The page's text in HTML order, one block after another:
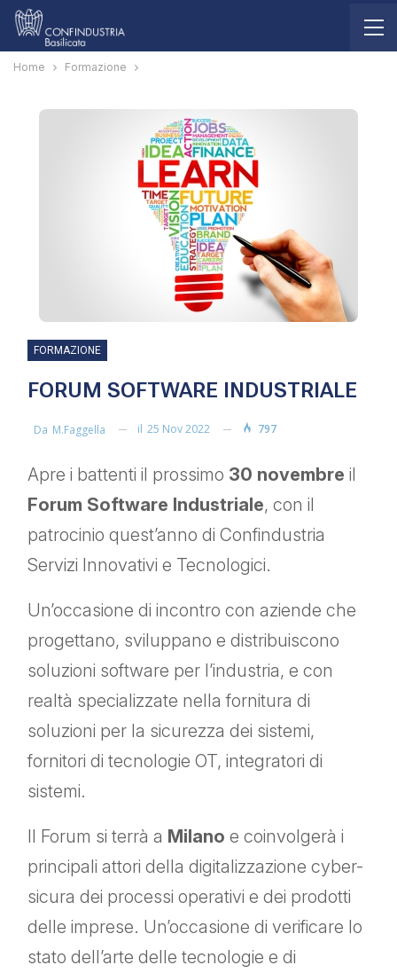
Home Formazione
FORMAZIONE
FORUM SOFTWARE INDUSTRIALE
Da M.faggella il 25 Nov 2022 797
Apre i battenti il prossimo 30 novembre il
Forum Software Industriale, con il
patrocinio quest’anno di Confindustria
Servizi Innovativi e Tecnologici.
Un’occasione di incontro con aziende che
progettano, sviluppano e distribuiscono
soluzioni software per l’industria, e con
realtà specializzate nella fornitura di
soluzioni per la sicurezza dei sistemi,
fornitori di tecnologie OT, integratori di
sistemi.
Il Forum si terrà a Milano e coinvolgerà i
principali attori della digitalizzazione cyber-
sicura dei processi operativi e dei prodotti
delle imprese. Un’occasione di verificare lo
stato dell’arte delle tecnologie e di